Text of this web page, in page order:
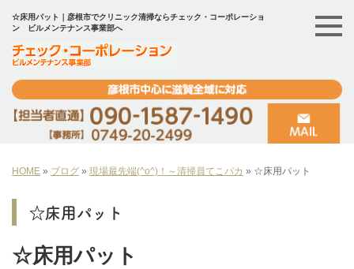
☆床用パット｜彦根市でクリニック清掃ならチェック・コーポレーショ
ン ビルメンテナンス事業部へ
HOME » ブログ » 現場最先端(^o^)！～清掃員てこパカ » ☆床用パット
☆床用パット
☆床用パット